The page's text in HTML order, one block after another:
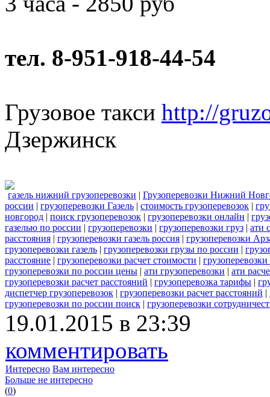
тел. 8-951-918-44-54
Грузовое такси http://
Дзержинск
газель нижний грузоперевозки | Грузоперевозки Нижний
россии | грузоперевозки Газель | стоимость грузоперевозок |
новгород | поиск грузоперевозок | грузоперевозки онлайн |
газелью по россии | грузоперевозки | грузоперевозки груз | ати
расстояния | грузоперевозки газель россия | грузоперевозки
грузоперевозки газель | грузоперевозки грузы по россии |
расстояние | грузоперевозки расчет стоимости |
грузоперевозки по россии цены | ати грузоперевозки | ати
грузоперевозки расчет расстояний | грузоперевозка тарифы |
диспетчер грузоперевозок | грузоперевозки расчет расстояний |
грузоперевозки по россии поиск | грузоперевозки
19.01.2015 в 23:39
комментировать
Интересно Вам интересно
Больше не интересно
(0)